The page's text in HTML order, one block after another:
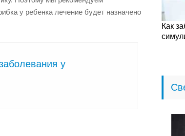
у ребенка лечение будет назначено
у
Как